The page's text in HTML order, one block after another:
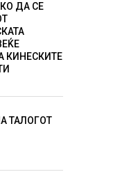
ДА СЕ
КИНЕСКИТЕ
ТАЛОГОТ